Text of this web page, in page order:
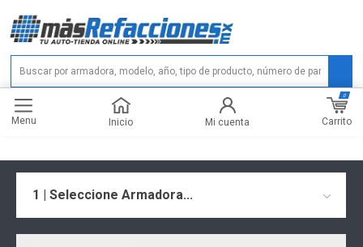
Menu Inicio Mi cuenta Carrito
0
1 | Seleccione Armadora...